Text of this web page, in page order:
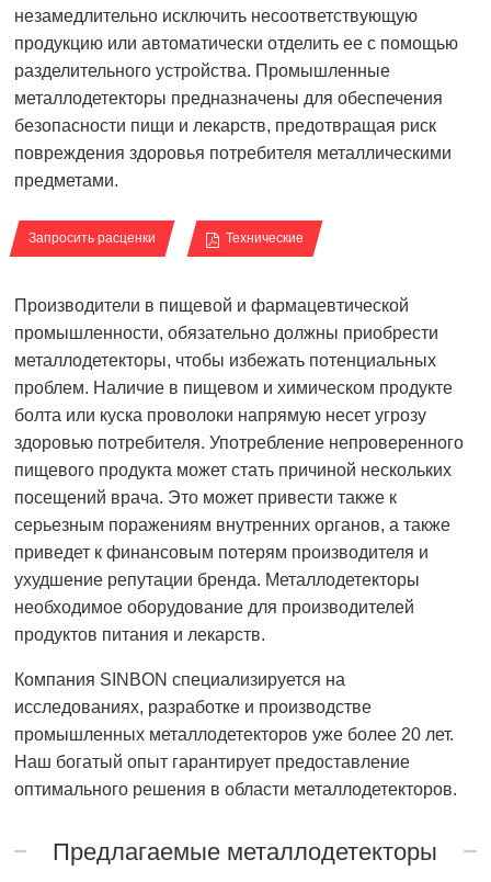
незамедлительно исключить несоответствующую
продукцию или автоматически отделить ее с помощью
разделительного устройства. Промышленные
металлодетекторы предназначены для обеспечения
безопасности пищи и лекарств, предотвращая риск
повреждения здоровья потребителя металлическими
предметами.
Запросить расценки Технические
Производители в пищевой и фармацевтической
промышленности, обязательно должны приобрести
металлодетекторы, чтобы избежать потенциальных
проблем. Наличие в пищевом и химическом продукте
болта или куска проволоки напрямую несет угрозу
здоровью потребителя. Употребление непроверенного
пищевого продукта может стать причиной нескольких
посещений врача. Это может привести также к
серьезным поражениям внутренних органов, а также
приведет к финансовым потерям производителя и
ухудшение репутации бренда. Металлодетекторы
необходимое оборудование для производителей
продуктов питания и лекарств.
Компания SINBON специализируется на
исследованиях, разработке и производстве
промышленных металлодетекторов уже более 20 лет.
Наш богатый опыт гарантирует предоставление
оптимального решения в области металлодетекторов.
Предлагаемые металлодетекторы